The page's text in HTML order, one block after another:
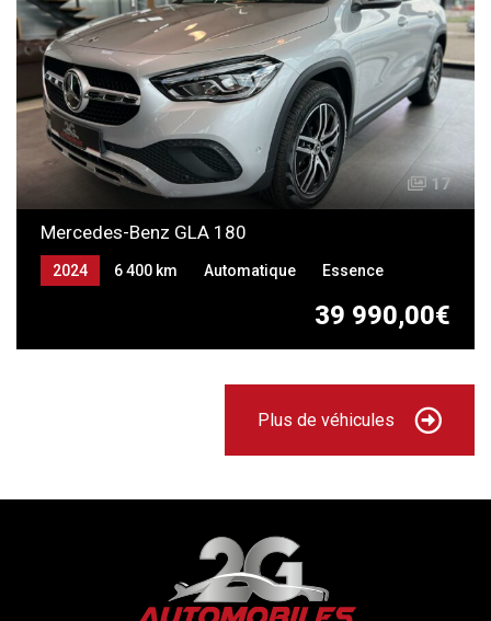
17
Mercedes-Benz GLA 180
39 990,00€
2024 6 400 km Automatique Essence
Plus de véhicules